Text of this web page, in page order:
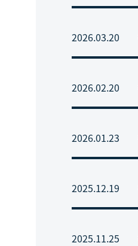
2026.03.20
2026.02.20
2026.01.23
2025.12.19
2025.11.25